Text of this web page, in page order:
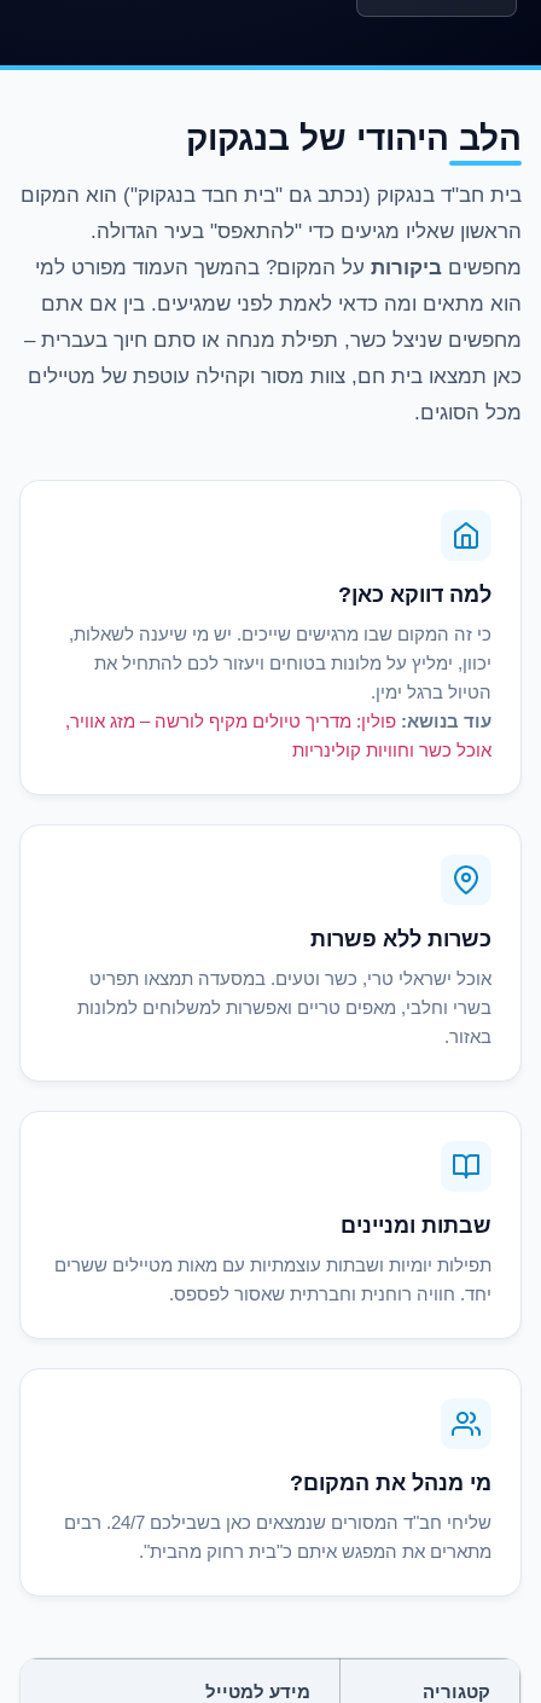
הלב היהודי של בנגקוק
בית חב"ד בנגקוק (נכתב גם "בית חבד בנגקוק") הוא המקום
הראשון שאליו מגיעים כדי "להתאפס" בעיר הגדולה.
מחפשים ביקורות על המקום? בהמשך העמוד מפורט למי
הוא מתאים ומה כדאי לאמת לפני שמגיעים. בין אם אתם
מחפשים שניצל כשר, תפילת מנחה או סתם חיוך בעברית –
כאן תמצאו בית חם, צוות מסור וקהילה עוטפת של מטיילים
מכל הסוגים.
למה דווקא כאן?
כי זה המקום שבו מרגישים שייכים. יש מי שיענה לשאלות,
יכוון, ימליץ על מלונות בטוחים ויעזור לכם להתחיל את
הטיול ברגל ימין.
עוד בנושא: פולין: מדריך טיולים מקיף לורשה – מזג אוויר,
אוכל כשר וחוויות קולינריות
כשרות ללא פשרות
אוכל ישראלי טרי, כשר וטעים. במסעדה תמצאו תפריט
בשרי וחלבי, מאפים טריים ואפשרות למשלוחים למלונות
באזור.
שבתות ומניינים
תפילות יומיות ושבתות עוצמתיות עם מאות מטיילים ששרים
יחד. חוויה רוחנית וחברתית שאסור לפספס.
מי מנהל את המקום?
שליחי חב"ד המסורים שנמצאים כאן בשבילכם 24/7. רבים
מתארים את המפגש איתם כ"בית רחוק מהבית".
קטגוריה מידע למטייל